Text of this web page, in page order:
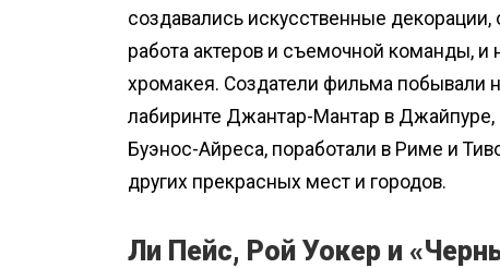
создавались искусственные
работа актеров и съемочной команды,
хромакея. Создатели фильма побывали
лабиринте Джантар-Мантар в Джайпуре,
Буэнос-Айреса, поработали в Риме и
других прекрасных мест и городов.
Ли Пейс, Рой Уокер и